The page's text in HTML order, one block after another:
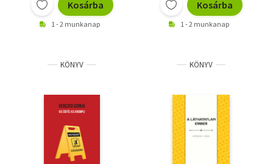
Kosárba
1 - 2 munkanap
Kosárba
1 - 2 munkanap
KÖNYV KÖNYV